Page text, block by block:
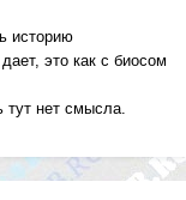
историю
это как с биосом
тут нет смысла.